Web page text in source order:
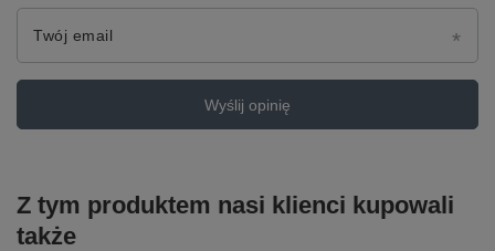
Twój email
Wyślij opinię
Z tym produktem nasi klienci kupowali
także